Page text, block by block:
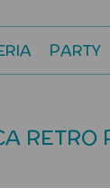
PARTY
RETRO